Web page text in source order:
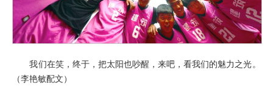
我们在笑，终于，把太阳也吵醒，来吧，看我们的魅力之光。
（李艳敏配文）